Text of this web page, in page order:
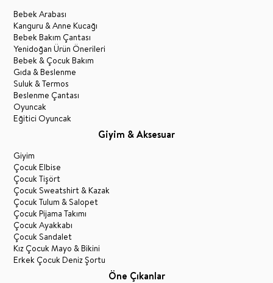
Bebek Arabası
Kanguru & Anne Kucağı
Bebek Bakım Çantası
Yenidoğan Ürün Önerileri
Bebek & Çocuk Bakım
Gıda & Beslenme
Suluk & Termos
Beslenme Çantası
Oyuncak
Eğitici Oyuncak
Giyim & Aksesuar
Giyim
Çocuk Elbise
Çocuk Tişört
Çocuk Sweatshirt & Kazak
Çocuk Tulum & Salopet
Çocuk Pijama Takımı
Çocuk Ayakkabı
Çocuk Sandalet
Kız Çocuk Mayo & Bikini
Erkek Çocuk Deniz Şortu
Öne Çıkanlar